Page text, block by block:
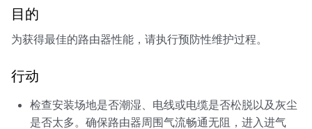
目的
为获得最佳的路由器性能，请执行预防性维护过程。
行动
检查安装场地是否潮湿、电线或电缆是否松脱以及灰尘
是否太多。确保路由器周围气流畅通无阻，进入进气